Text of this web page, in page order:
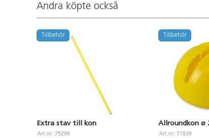
Andra köpte också
Tillbehör
Extra stav till kon
Art.nr: 75299
Tillbehör
Allroundkon ø
Art.nr: 71839